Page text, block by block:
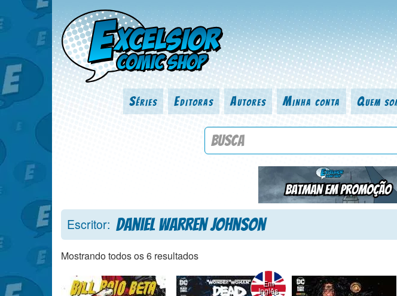
Séries Editoras Autores Minha conta Quem
Procure por título da revista, personagem,
Escritor: Daniel Warren Johnson
Mostrando todos os 6 resultados
Em
Inglês